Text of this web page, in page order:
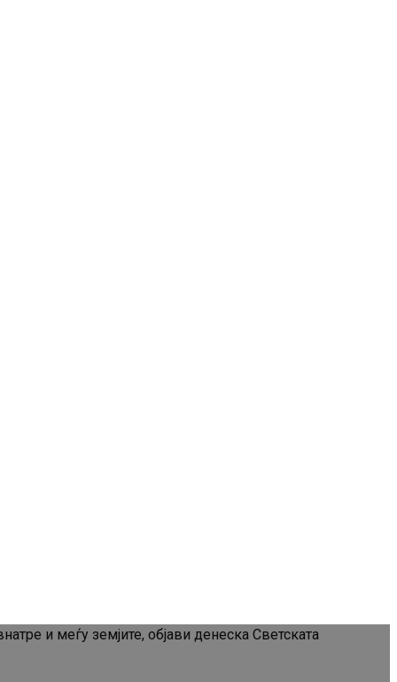
и меѓу земјите, објави денеска Светската